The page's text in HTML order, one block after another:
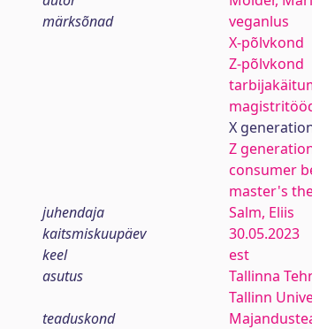
märksõnad
veganlus
X-põlvkond
Z-põlvkond
X
Z
consumer
master's
juhendaja
Salm, Eliis
kaitsmiskuupäev
30.05.2023
keel
est
asutus
Tallinna
Tallinn
teaduskond